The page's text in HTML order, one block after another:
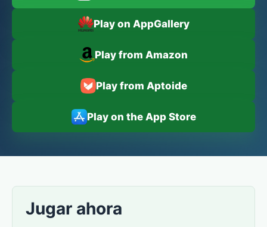
Play on AppGallery
Play from Amazon
Play from Aptoide
Play on the App Store
Jugar ahora